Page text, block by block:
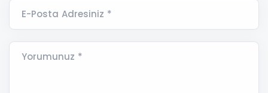
E-Posta Adresiniz *
Yorumunuz *